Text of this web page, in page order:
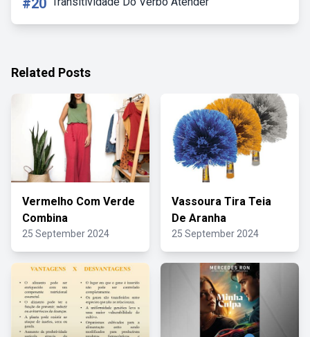
#20
Related Posts
Vermelho Com Verde
Combina
25 September 2024
Vassoura Tira Teia
De Aranha
25 September 2024